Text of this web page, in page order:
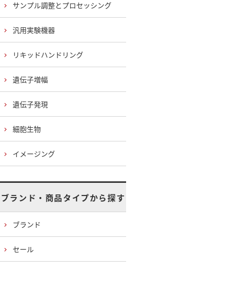
サンプル調整とプロセッシング
汎用実験機器
リキッドハンドリング
遺伝子増幅
遺伝子発現
細胞生物
イメージング
ブランド・商品タイプから探す
ブランド
セール